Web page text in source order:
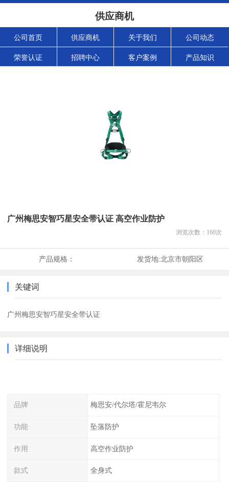
供应商机
公司首页 供应商机 关于我们 公司动态
荣誉认证 招聘中心 客户案例 产品知识
广州梅思安智巧星安全带认证 高空作业防护
浏览次数： 160次
产品规格： 发货地:北京市朝阳区
关键词
广州梅思安智巧星安全带认证
详细说明
品牌 梅思安/代尔塔/霍尼韦尔
功能 坠落防护
作用 高空作业防护
款式 全身式